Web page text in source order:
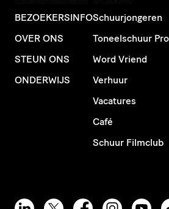
BEZOEKERSINFO
OVER ONS
STEUN ONS
ONDERWIJS
Schuurjongeren
Toneelschuur
Word Vriend
Verhuur
Vacatures
Café
Schuur Filmclub